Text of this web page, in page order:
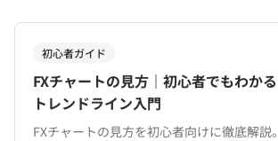
初心者ガイド
FXチャートの見方｜初心者でもわか
トレンドライン入門
FXチャートの見方を初心者向けに徹底解説